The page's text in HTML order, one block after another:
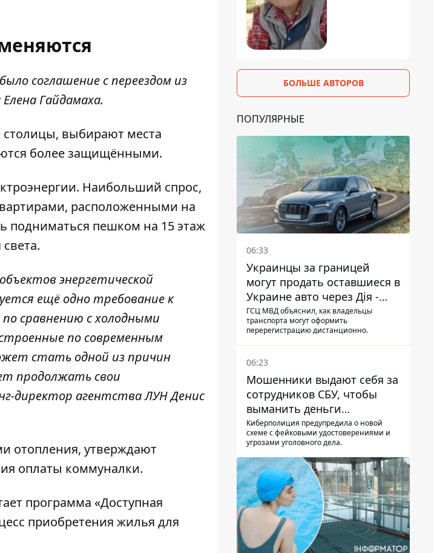
соглашение с переездом из
Гайдамаха.
столицы, выбирают места
более защищёнными.
. Наибольший спрос,
расположенными на
подниматься пешком на 15 этаж
энергетической
ещё одно требование к
сравнению с холодными
по современным
стать одной из причин
продолжать свои
директор агентства ЛУН Денис
отопления, утверждают
оплаты коммуналки.
программа «Доступная
приобретения жилья для
БОЛЬШЕ АВТОРОВ
ПОПУЛЯРНЫЕ
06:33
Украинцы за границей
могут продать оставшиеся в
Украине авто через Дія -
МВД
ГСЦ МВД объяснил, как владельцы
транспорта могут оформить
перерегистрацию дистанционно.
06:23
Мошенники выдают себя за
сотрудников СБУ, чтобы
выманить деньги
украинцев
Киберполиция предупредила о новой
схеме с фейковыми удостоверениями и
угрозами уголовного дела.